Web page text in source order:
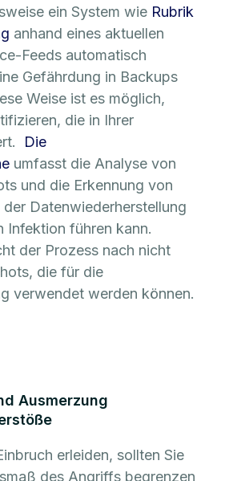
ein System wie Rubrik
anhand eines aktuellen
Feeds automatisch
Gefährdung in Backups
Weise ist es möglich,
die in Ihrer
Die
umfasst die Analyse von
und die Erkennung von
Datenwiederherstellung
Infektion führen kann.
der Prozess nach nicht
die für die
verwendet werden können.
Ausmerzung
erleiden, sollten Sie
des Angriffs begrenzen